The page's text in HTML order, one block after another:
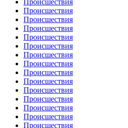
Происшествия
Происшествия
Происшествия
Происшествия
Происшествия
Происшествия
Происшествия
Происшествия
Происшествия
Происшествия
Происшествия
Происшествия
Происшествия
Происшествия